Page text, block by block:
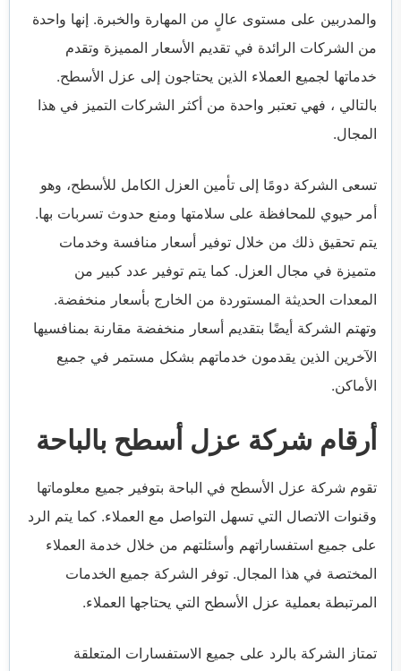
والمدربين على مستوى عالٍ من المهارة والخبرة. إنها واحدة
من الشركات الرائدة في تقديم الأسعار المميزة وتقدم
خدماتها لجميع العملاء الذين يحتاجون إلى عزل الأسطح.
بالتالي ، فهي تعتبر واحدة من أكثر الشركات التميز في هذا
المجال.
تسعى الشركة دومًا إلى تأمين العزل الكامل للأسطح، وهو
أمر حيوي للمحافظة على سلامتها ومنع حدوث تسربات بها.
يتم تحقيق ذلك من خلال توفير أسعار منافسة وخدمات
متميزة في مجال العزل. كما يتم توفير عدد كبير من
المعدات الحديثة المستوردة من الخارج بأسعار منخفضة.
وتهتم الشركة أيضًا بتقديم أسعار منخفضة مقارنة بمنافسيها
الآخرين الذين يقدمون خدماتهم بشكل مستمر في جميع
الأماكن.
أرقام شركة عزل أسطح بالباحة
تقوم شركة عزل الأسطح في الباحة بتوفير جميع معلوماتها
وقنوات الاتصال التي تسهل التواصل مع العملاء. كما يتم الرد
على جميع استفساراتهم وأسئلتهم من خلال خدمة العملاء
المختصة في هذا المجال. توفر الشركة جميع الخدمات
المرتبطة بعملية عزل الأسطح التي يحتاجها العملاء.
تمتاز الشركة بالرد على جميع الاستفسارات المتعلقة